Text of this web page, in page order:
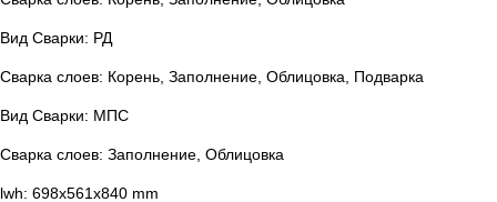
Вид Сварки: РД
Сварка слоев: Корень, Заполнение, Облицовка, Подварка
Вид Сварки: МПС
Сварка слоев: Заполнение, Облицовка
lwh: 698x561x840 mm